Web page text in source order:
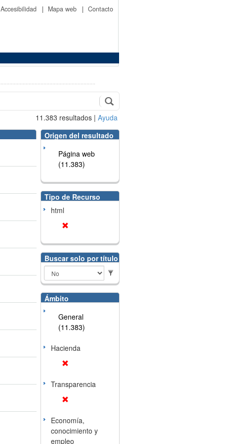
Accesibilidad | Mapa web | Contacto
11.383 resultados | Ayuda
Origen del resultado
Página web
(11.383)
Tipo de Recurso
html
Buscar solo por título
Ámbito
General
(11.383)
Hacienda
Transparencia
Economía,
conocimiento y
empleo